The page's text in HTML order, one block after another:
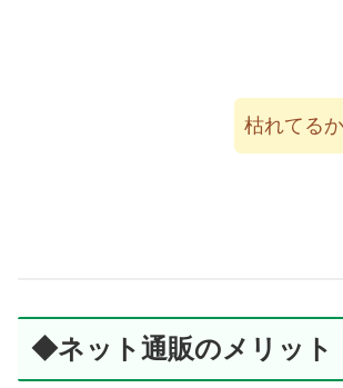
枯れてる
◆ネット通販のメリット